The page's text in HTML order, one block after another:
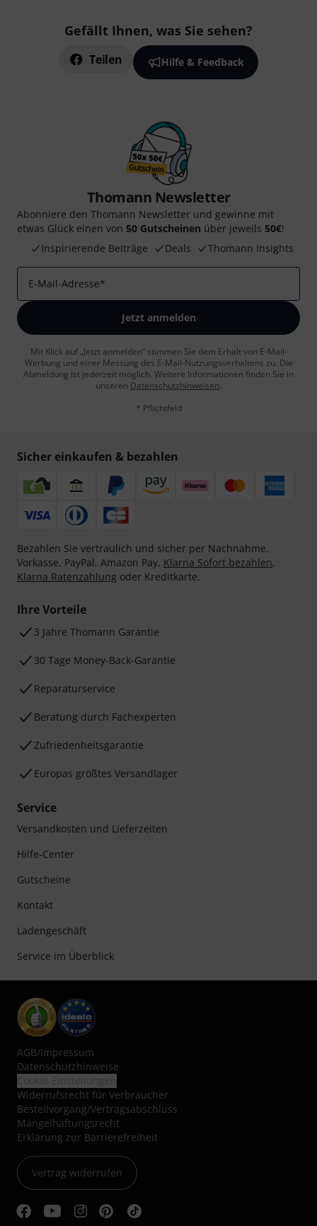
Gefällt Ihnen, was Sie sehen?
Teilen Hilfe & Feedback
Thomann Newsletter
Abonniere den Thomann Newsletter und gewinne mit
etwas Glück einen von 50 Gutscheinen über jeweils 50€!
Inspirierende Beiträge
Deals Thomann Insights
E-Mail-Adresse*
Jetzt anmelden
Mit Klick auf „Jetzt anmelden“ stimmen Sie dem Erhalt von E-Mail-
Werbung und einer Messung des E-Mail-Nutzungsverhaltens zu. Die
Abmeldung ist jederzeit möglich. Weitere Informationen finden Sie in
unseren Datenschutzhinweisen.
* Pflichtfeld
Sicher einkaufen & bezahlen
Bezahlen Sie vertraulich und sicher per Nachnahme,
Vorkasse, PayPal, Amazon Pay, Klarna Sofort bezahlen,
Klarna Ratenzahlung oder Kreditkarte.
Ihre Vorteile
3 Jahre Thomann Garantie
30 Tage Money-Back-Garantie
Reparaturservice
Beratung durch Fachexperten
Zufriedenheitsgarantie
Europas größtes Versandlager
Service
Versandkosten und Lieferzeiten
Hilfe-Center
Gutscheine
Kontakt
Ladengeschäft
Service im Überblick
AGB/Impressum
Datenschutzhinweise
Widerrufsrecht für Verbraucher
Bestellvorgang/Vertragsabschluss
Mängelhaftungsrecht
Erklärung zur Barrierefreiheit
Vertrag widerrufen